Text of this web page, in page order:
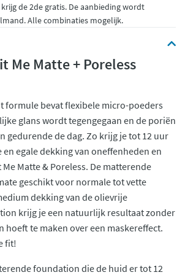
de 2de gratis. De aanbieding wordt
Alle combinaties mogelijk.
Me Matte + Poreless
formule bevat flexibele micro-poeders
glans wordt tegengegaan en de poriën
gedurende de dag. Zo krijg je tot 12 uur
egale dekking van oneffenheden en
Matte & Poreless. De matterende
geschikt voor normale tot vette
dekking van de olievrije
krijg je een natuurlijk resultaat zonder
hoeft te maken over een maskereffect.
fit!
foundation die de huid er tot 12